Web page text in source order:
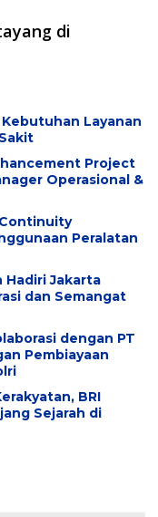
di
Kebutuhan Layanan
Project
Operasional &
Peralatan
Hadiri Jakarta
dan Semangat
dengan PT
Pembiayaan
BRI
Sejarah di